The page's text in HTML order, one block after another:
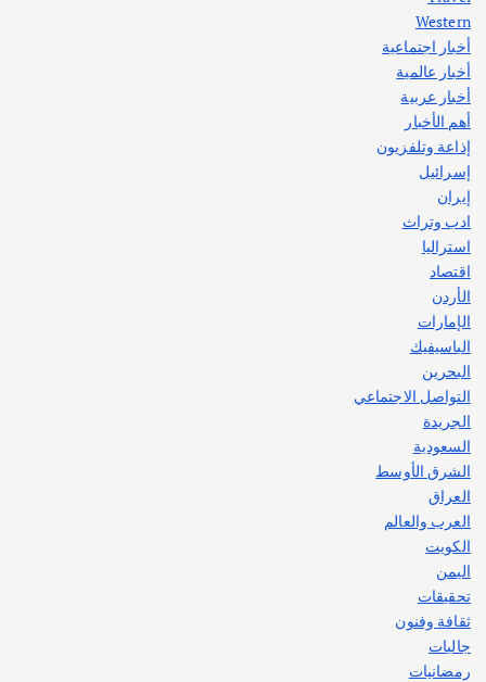
Western
أخبار اجتماعية
أخبار عالمية
أخبار عربية
أهم الأخبار
إذاعة وتلفزيون
إسرائيل
إيران
ادب وتراث
استراليا
اقتصاد
الأردن
الإمارات
الباسيفيك
البحرين
التواصل الاجتماعي
الجريدة
السعودية
الشرق الأوسط
العراق
العرب والعالم
الكويت
اليمن
تحقيقات
ثقافة وفنون
جاليات
رمضانيات